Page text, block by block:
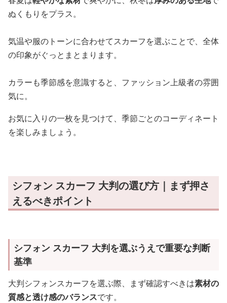
ぬくもりをプラス。
気温や服のトーンに合わせてスカーフを選ぶことで、全体
の印象がぐっとまとまります。
カラーも季節感を意識すると、ファッション上級者の雰囲
気に。
お気に入りの一枚を見つけて、季節ごとのコーディネート
を楽しみましょう。
シフォン スカーフ 大判の選び方｜まず押さ
えるべきポイント
シフォン スカーフ 大判を選ぶうえで重要な判断
基準
大判シフォンスカーフを選ぶ際、まず確認すべきは素材の
質感と透け感のバランスです。